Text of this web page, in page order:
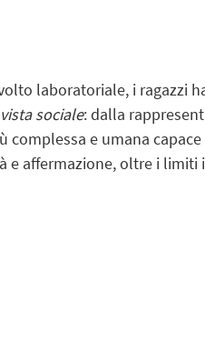
laboratoriale, i ragazzi
sociale: dalla
e umana
affermazione, oltre i